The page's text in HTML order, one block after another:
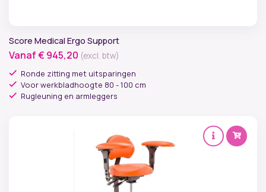
Score Medical Ergo Support
Vanaf€ 945,20 (excl. btw)
Ronde zitting met uitsparingen
Voor werkbladhoogte 80 - 100 cm
Rugleuning en armleggers